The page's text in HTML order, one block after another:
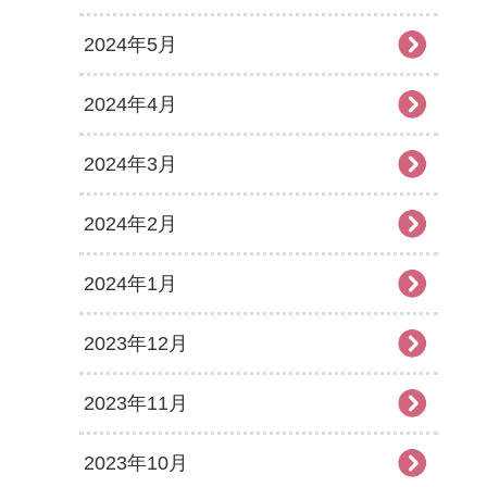
2024年5月
2024年4月
2024年3月
2024年2月
2024年1月
2023年12月
2023年11月
2023年10月